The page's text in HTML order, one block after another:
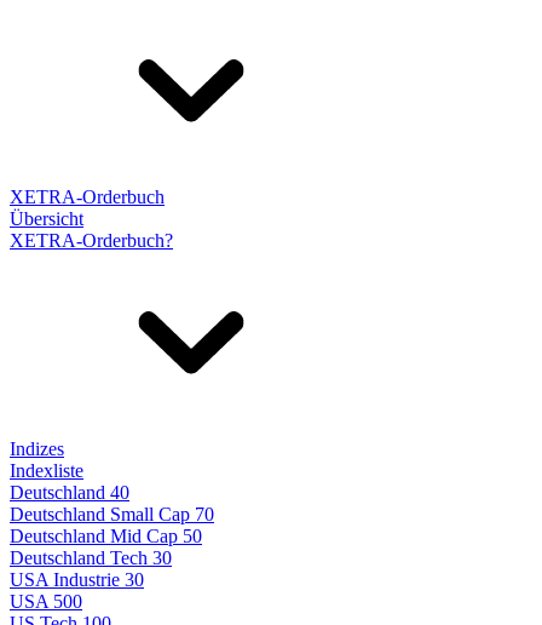
XETRA-Orderbuch
Übersicht
XETRA-Orderbuch?
Indizes
Indexliste
Deutschland 40
Deutschland Small Cap 70
Deutschland Mid Cap 50
Deutschland Tech 30
USA Industrie 30
USA 500